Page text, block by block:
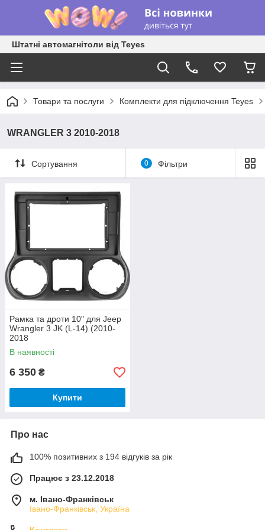
Штатні автомагнітоли від Teyes
Товари та послуги Комплекти для підключення Teyes
WRANGLER 3 2010-2018
Сортування 0 Фільтри
Рамка та дроти 10" для Jeep
Wrangler 3 JK (L-14) (2010-
2018
В наявності
6 350 ₴
Купити
Про нас
100% позитивних з 194 відгуків за рік
Працює з 23.12.2018
м. Івано-Франківськ
Івано-Франківськ, Україна